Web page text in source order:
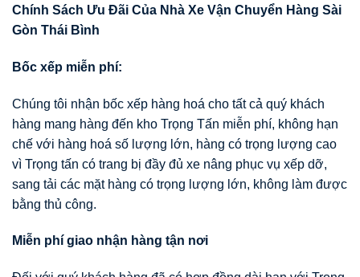
Chính Sách Ưu Đãi Của Nhà Xe Vận Chuyển Hàng Sài
Gòn Thái Bình
Bốc xếp miễn phí:
Chúng tôi nhận bốc xếp hàng hoá cho tất cả quý khách
hàng mang hàng đến kho Trọng Tấn miễn phí, không hạn
chế với hàng hoá số lượng lớn, hàng có trọng lượng cao
vì Trọng tấn có trang bị đầy đủ xe nâng phục vụ xếp dỡ,
sang tải các mặt hàng có trọng lượng lớn, không làm được
bằng thủ công.
Miễn phí giao nhận hàng tận nơi